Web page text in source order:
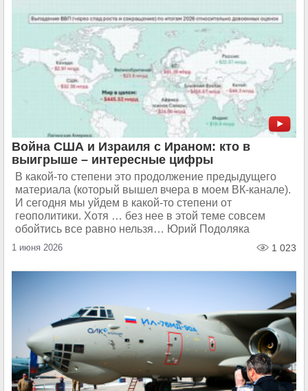
Война США и Израиля с Ираном: кто в
выигрыше – интересные цифры
В какой-то степени это продолжение предыдущего
материала (который вышел вчера в моем ВК-канале).
И сегодня мы уйдем в какой-то степени от
геополитики. Хотя … без нее в этой теме совсем
обойтись все равно нельзя… Юрий Подоляка
1 июня 2026 1 023